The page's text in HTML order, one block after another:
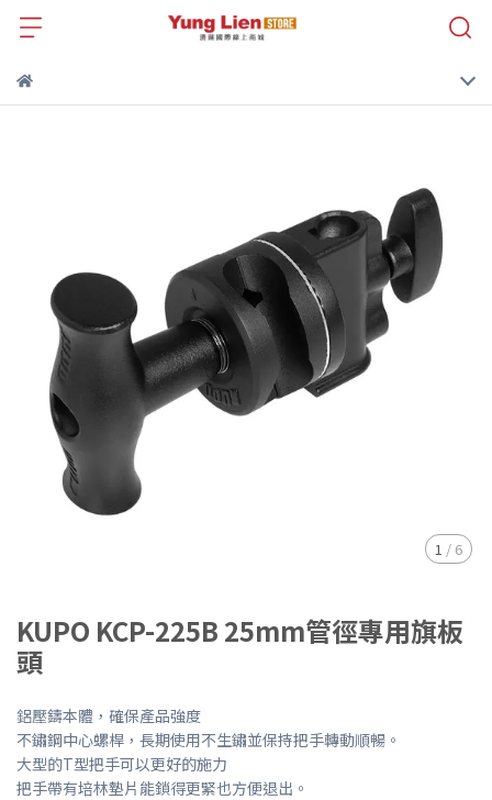
1 / 6
KUPO KCP-225B 25mm管徑專用旗板
頭
鋁壓鑄本體，確保產品強度
不鏽鋼中心螺桿，長期使用不生鏽並保持把手轉動順暢。
大型的T型把手可以更好的施力
把手帶有培林墊片能鎖得更緊也方便退出。